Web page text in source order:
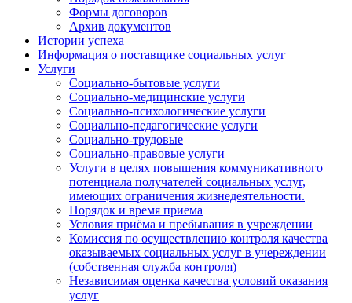
Формы договоров
Архив документов
Истории успеха
Информация о поставщике социальных услуг
Услуги
Социально-бытовые услуги
Социально-медицинские услуги
Социально-психологические услуги
Социально-педагогические услуги
Социально-трудовые
Социально-правовые услуги
Услуги в целях повышения коммуникативного
потенциала получателей социальных услуг,
имеющих ограничения жизнедеятельности.
Порядок и время приема
Условия приёма и пребывания в учреждении
Комиссия по осуществлению контроля качества
оказываемых социальных услуг в учереждении
(собственная служба контроля)
Независимая оценка качества условий оказания
услуг